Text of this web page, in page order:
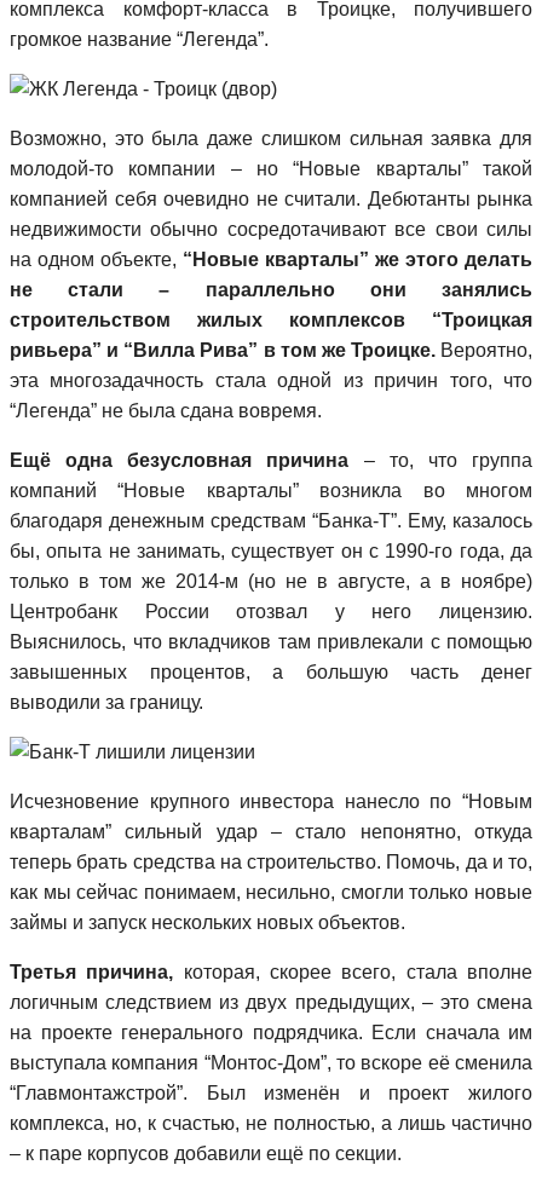
комплекса комфорт-класса в Троицке, получившего
громкое название “Легенда”.
Возможно, это была даже слишком сильная заявка для
молодой-то компании – но “Новые кварталы” такой
компанией себя очевидно не считали. Дебютанты рынка
недвижимости обычно сосредотачивают все свои силы
на одном объекте, “Новые кварталы” же этого делать
не стали – параллельно они занялись
строительством жилых комплексов “Троицкая
ривьера” и “Вилла Рива” в том же Троицке.Вероятно,
эта многозадачность стала одной из причин того, что
“Легенда” не была сдана вовремя.
Ещё одна безусловная причина – то, что группа
компаний “Новые кварталы” возникла во многом
благодаря денежным средствам “Банка-Т”. Ему, казалось
бы, опыта не занимать, существует он с 1990-го года, да
только в том же 2014-м (но не в августе, а в ноябре)
Центробанк России отозвал у него лицензию.
Выяснилось, что вкладчиков там привлекали с помощью
завышенных процентов, а большую часть денег
выводили за границу.
Исчезновение крупного инвестора нанесло по “Новым
кварталам” сильный удар – стало непонятно, откуда
теперь брать средства на строительство. Помочь, да и то,
как мы сейчас понимаем, несильно, смогли только новые
займы и запуск нескольких новых объектов.
Третья причина, которая, скорее всего, стала вполне
логичным следствием из двух предыдущих, – это смена
на проекте генерального подрядчика. Если сначала им
выступала компания “Монтос-Дом”, то вскоре её сменила
“Главмонтажстрой”. Был изменён и проект жилого
комплекса, но, к счастью, не полностью, а лишь частично
– к паре корпусов добавили ещё по секции.